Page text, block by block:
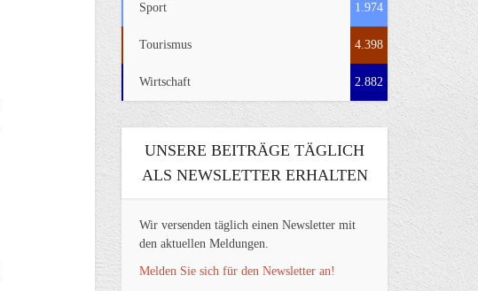
Sport 1.974
Tourismus 4.398
Wirtschaft 2.882
UNSERE BEITRÄGE TÄGLICH
ALS NEWSLETTER ERHALTEN
Wir versenden täglich einen Newsletter mit
den aktuellen Meldungen.
Melden Sie sich für den Newsletter an!